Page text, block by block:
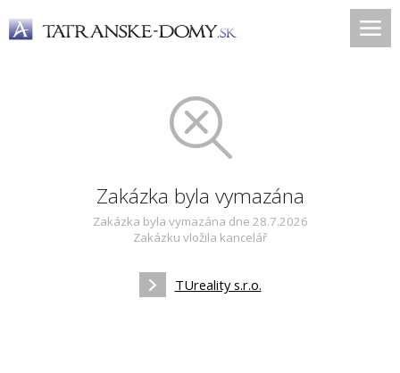
Zakázka byla vymazána
Zakázka byla vymazána dne 28.7.2026
Zakázku vložila kancelář
TUreality s.r.o.